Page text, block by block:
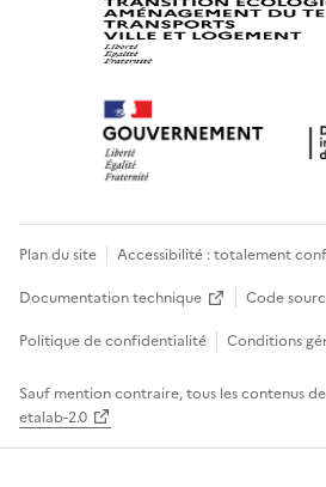
Plan du site Accessibilité : totalement
Documentation technique
Code
Politique de confidentialité
Conditions
Sauf mention contraire, tous les contenus
etalab-2.0